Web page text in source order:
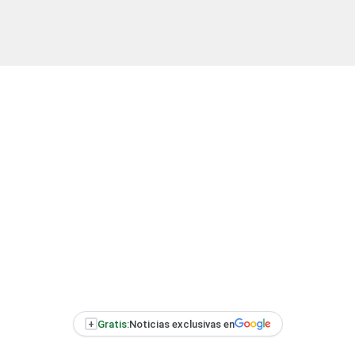
+ Gratis:Noticias exclusivas en